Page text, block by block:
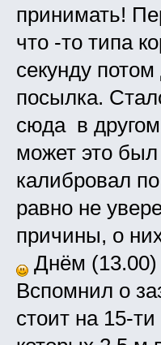
принимать!
что -то типа
секунду
посылка.
сюда в
может это
калибровал
равно не
причины, о
Днём (13.00)
Вспомнил о
стоит на 15-